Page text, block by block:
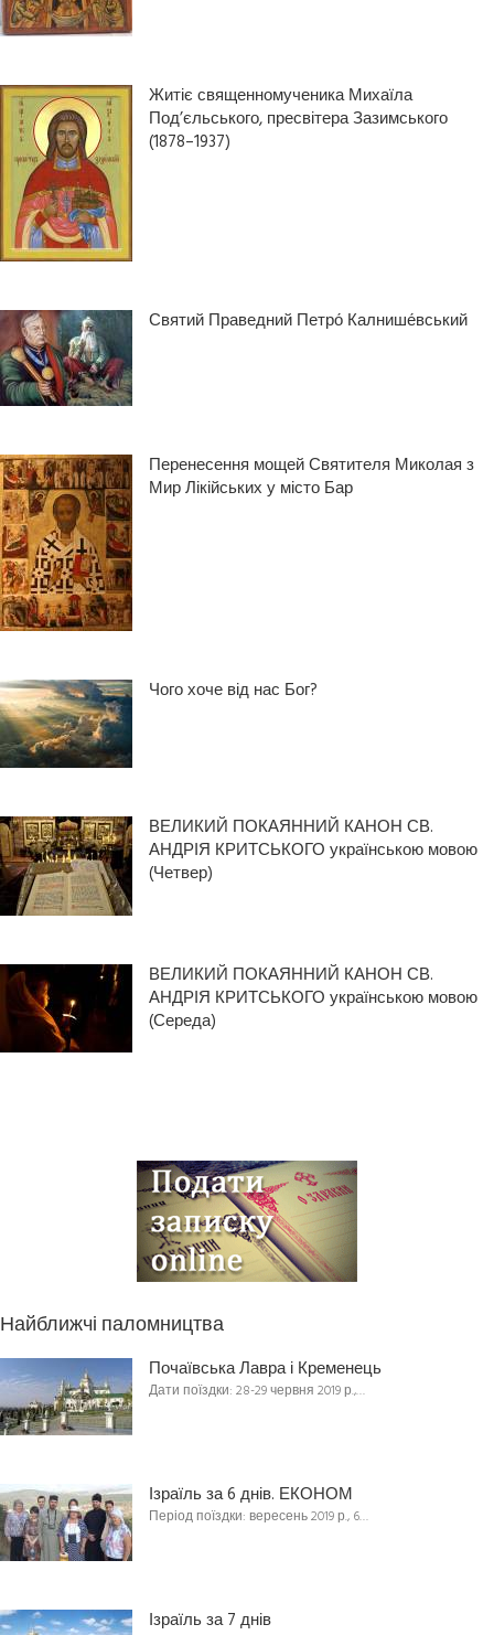
Житіє священномученика Михаїла
Под’єльського, пресвітера Зазимського
(1878–1937)
Святий Праведний Петро́ Калнише́вський
Перенесення мощей Святителя Миколая з
Мир Лікійських у місто Бар
Чого хоче від нас Бог?
ВЕЛИКИЙ ПОКАЯННИЙ КАНОН СВ.
АНДРІЯ КРИТСЬКОГО українською мовою
(Четвер)
ВЕЛИКИЙ ПОКАЯННИЙ КАНОН СВ.
АНДРІЯ КРИТСЬКОГО українською мовою
(Середа)
Найближчі паломництва
Почаївська Лавра і Кременець
Дати поїздки: 28-29 червня 2019 р.,…
Ізраїль за 6 днів. ЕКОНОМ
Період поїздки: вересень 2019 р., 6…
Ізраїль за 7 днів